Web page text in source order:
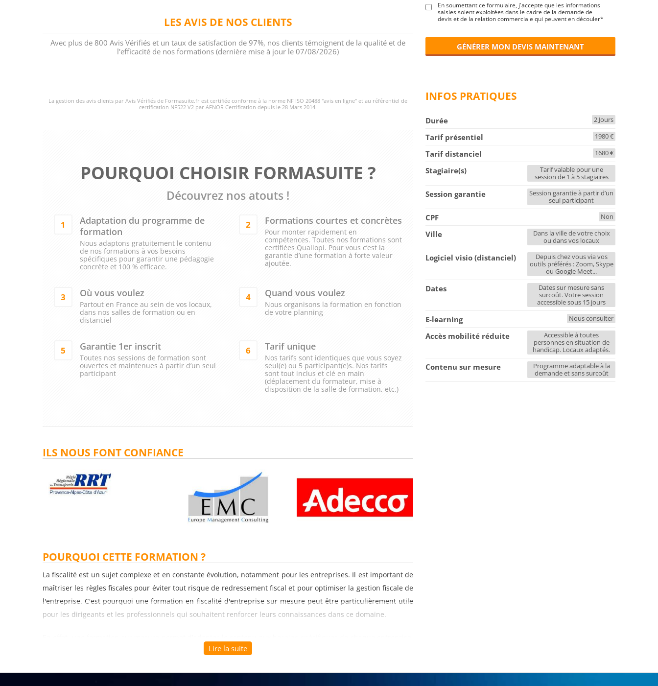
LES AVIS DE NOS CLIENTS
Avec plus de 800 Avis Vérifiés et un taux de satisfaction de 97%, nos clients témoignent de la qualité et de
l'efficacité de nos formations (dernière mise à jour le 07/08/2026)
La gestion des avis clients par Avis Vérifiés de Formasuite.fr est certifiée conforme à la norme NF ISO 20488 "avis en ligne" et au référentiel de
certification NF522 V2 par AFNOR Certification depuis le 28 Mars 2014.
POURQUOI CHOISIR FORMASUITE ?
Découvrez nos atouts !
1
Adaptation du programme de
formation
Nous adaptons gratuitement le contenu
de nos formations à vos besoins
spécifiques pour garantir une pédagogie
concrète et 100 % efficace.
2 Formations courtes et concrètes
Pour monter rapidement en
compétences. Toutes nos formations sont
certifiées Qualiopi. Pour vous c’est la
garantie d’une formation à forte valeur
ajoutée.
3 Où vous voulez
Partout en France au sein de vos locaux,
dans nos salles de formation ou en
distanciel
4 Quand vous voulez
Nous organisons la formation en fonction
de votre planning
5 Garantie 1er inscrit
Toutes nos sessions de formation sont
ouvertes et maintenues à partir d’un seul
participant
6 Tarif unique
Nos tarifs sont identiques que vous soyez
seul(e) ou 5 participant(e)s. Nos tarifs
sont tout inclus et clé en main
(déplacement du formateur, mise à
disposition de la salle de formation, etc.)
ILS NOUS FONT CONFIANCE
POURQUOI CETTE FORMATION ?
La fiscalité est un sujet complexe et en constante évolution, notamment pour les entreprises. Il est important de
maîtriser les règles fiscales pour éviter tout risque de redressement fiscal et pour optimiser la gestion fiscale de
l'entreprise. C'est pourquoi une formation en fiscalité d'entreprise sur mesure peut être particulièrement utile
pour les dirigeants et les professionnels qui souhaitent renforcer leurs connaissances dans ce domaine.
en fonction de son secteur d'activité, de sa taille et de sa situation fiscale. Elle peut aborder des sujets tels que
Lire la suite
En soumettant ce formulaire, j'accepte que les informations
saisies soient exploitées dans le cadre de la demande de
devis et de la relation commerciale qui peuvent en découler*
GÉNÉRER MON DEVIS MAINTENANT
INFOS PRATIQUES
Durée 2 Jours
Tarif présentiel 1980 €
Tarif distanciel 1680 €
Stagiaire(s)
Tarif valable pour une
session de 1 à 5 stagiaires
Session garantie
Session garantie à partir d’un
seul participant
CPF Non
Ville
Dans la ville de votre choix
ou dans vos locaux
Logiciel visio (distanciel)
Depuis chez vous via vos
outils préférés : Zoom, Skype
ou Google Meet...
Dates
Dates sur mesure sans
surcoût. Votre session
accessible sous 15 jours
E-learning Nous consulter
Accès mobilité réduite
Accessible à toutes
personnes en situation de
handicap. Locaux adaptés.
Contenu sur mesure
Programme adaptable à la
demande et sans surcoût